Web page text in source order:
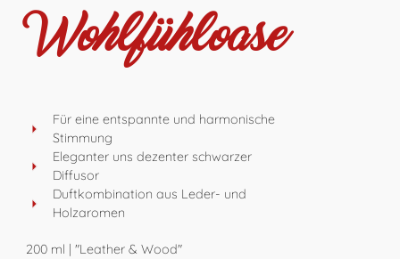
Wohlfühloase
Für eine entspannte und harmonische
Stimmung
Eleganter uns dezenter schwarzer
Diffusor
Duftkombination aus Leder- und
Holzaromen
200 ml | "Leather & Wood"